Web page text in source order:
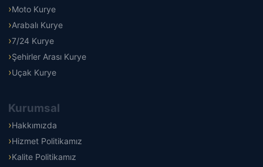
Moto Kurye
Arabalı Kurye
7/24 Kurye
Şehirler Arası Kurye
Uçak Kurye
Kurumsal
Hakkımızda
Hizmet Politikamız
Kalite Politikamız